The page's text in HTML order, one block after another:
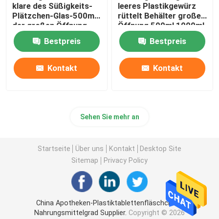
klare des Süßigkeits-
Plätzchen-Glas-500ml
der großen Öffnung
Nahrungsmittelmit
Schraubverschluss-
Deckeln
Bestpreis
Kontakt
leeres Plastikgewürz
rüttelt Behälter großer
Öffnung 500ml 1000ml
Plastik
Bestpreis
Kontakt
Sehen Sie mehr an
Startseite Über uns Kontakt
Desktop Site
Sitemap
Privacy Policy
China Apotheken-Plastiktablettenfläschchen-
Nahrungsmittelgrad Supplier. Copyright © 2026